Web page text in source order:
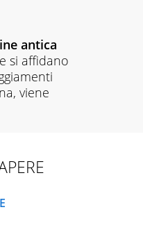
antica
si affidano
viene